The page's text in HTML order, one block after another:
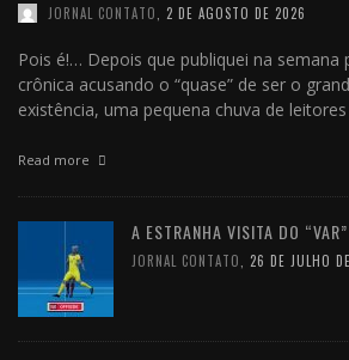
JORNAL CONTATO 2 DE AGOSTO DE 2026
Pois é!… Depois que publiquei na semana
crônica acusando o “quase” de ser o
existência, uma pequena chuva de
Read more
A ESTRANHA VISITA DO
JORNAL CONTATO 26 DE JULHO